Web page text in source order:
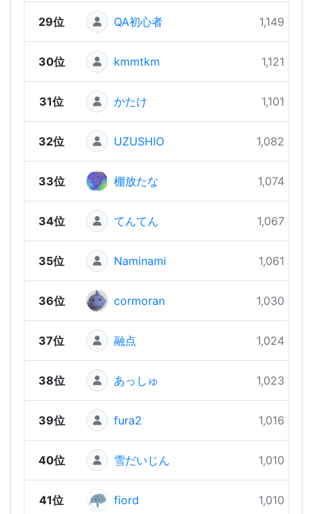
29位 QA初心者 1,149 pts
30位 kmmtkm 1,121 pts
31位 かたけ 1,101 pts
32位 UZUSHIO 1,082 pts
33位 棚放たな 1,074 pts
34位 てんてん 1,067 pts
35位 Naminami 1,061 pts
36位 cormoran 1,030 pts
37位 融点 1,024 pts
38位 あっしゅ 1,023 pts
39位 fura2 1,016 pts
40位 雪だいじん 1,010 pts
41位 fiord 1,010 pts